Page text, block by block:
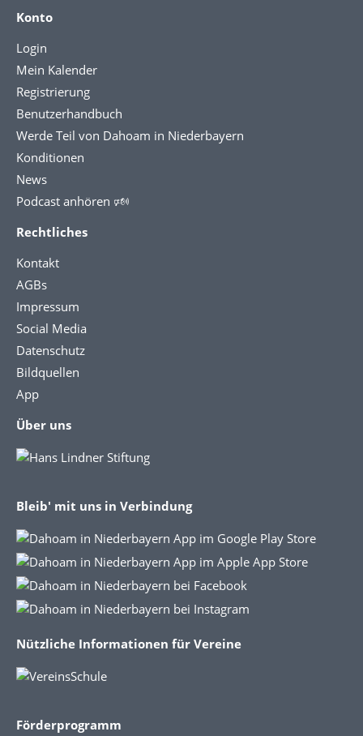
Konto
Login
Mein Kalender
Registrierung
Benutzerhandbuch
Werde Teil von Dahoam in Niederbayern
Konditionen
News
Podcast anhören 🕬
Rechtliches
Kontakt
AGBs
Impressum
Social Media
Datenschutz
Bildquellen
App
Über uns
Bleib' mit uns in Verbindung
Nützliche Informationen für Vereine
Förderprogramm